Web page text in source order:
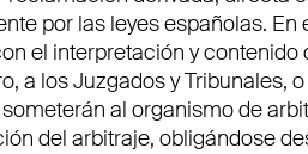
por las leyes españolas.
el interpretación y contenido
a los Juzgados y Tribunales,
al organismo de
del arbitraje, obligándose